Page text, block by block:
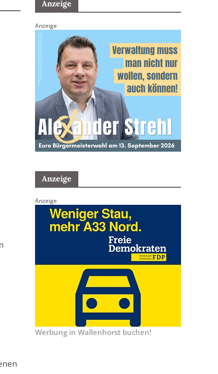
Anzeige
Anzeige
Anzeige
Anzeige
Werbung in Wallenhorst buchen!